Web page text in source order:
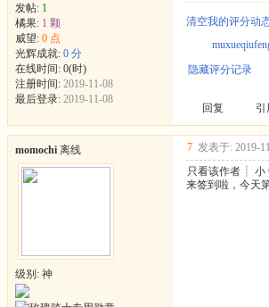
发帖: 1
橘果: 1 颗
威望: 0 点
光辉成就: 0 分
在线时间: 0(时)
注册时间: 2019-11-08
最后登录: 2019-11-08
清空我的评分动
隐藏评分记录
回复 引
momochi 离线
级别: 神
7 发表于: 2019-
只看该作者 ┊ 小
来签到啦，今天